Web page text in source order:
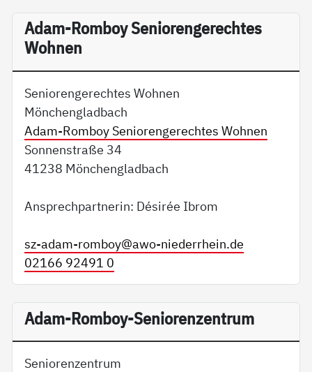
Adam-Romboy Seniorengerechtes
Wohnen
Seniorengerechtes Wohnen
Mönchengladbach
Adam-Romboy Seniorengerechtes Wohnen
Sonnenstraße 34
41238 Mönchengladbach
Ansprechpartnerin: Désirée Ibrom
sz-adam-romboy@awo-niederrhein.de
02166 92491 0
Adam-Romboy-Seniorenzentrum
Seniorenzentrum